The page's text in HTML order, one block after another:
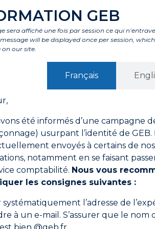
convient pour :
laiton jusqu’au Ø28 mm
de raccords ou en rénovation
(hôpitaux, aéroports…)
des raccords sur d’anciens
de tous les éléments du circuit et
ROULEAU D’ATELIER
UNIVERSEL.
avant d’appliquer le produit.
GEB
sera affiché une fois par session ce qui
message will be displayed once per session,
on our site.
Français
été informés d’une campagne
usurpant l’identité de
envoyés à certains de
notamment en se faisant
comptabilité. Nous vous
les consignes suivantes :
systématiquement l’adresse de
à un e-mail. S’assurer que le nom